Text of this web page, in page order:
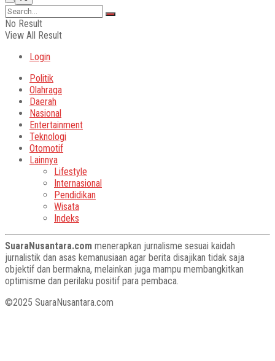
No Result
View All Result
Login
Politik
Olahraga
Daerah
Nasional
Entertainment
Teknologi
Otomotif
Lainnya
Lifestyle
Internasional
Pendidikan
Wisata
Indeks
SuaraNusantara.com menerapkan jurnalisme sesuai kaidah
jurnalistik dan asas kemanusiaan agar berita disajikan tidak saja
objektif dan bermakna, melainkan juga mampu membangkitkan
optimisme dan perilaku positif para pembaca.
©2025 SuaraNusantara.com